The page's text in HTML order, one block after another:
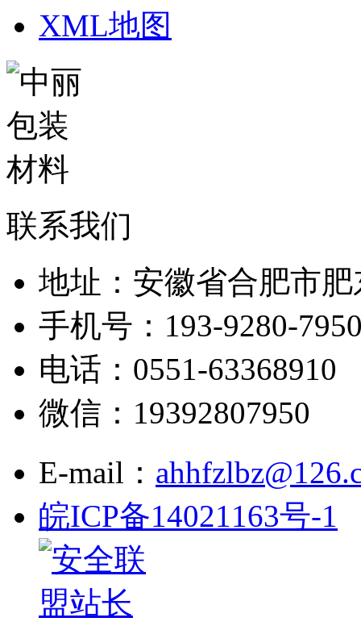
XML地图
联系我们
地址：安徽省合肥市
手机号：193-9280-
电话：0551-63368910
微信：19392807950
E-mail：
皖ICP备14021163号-1